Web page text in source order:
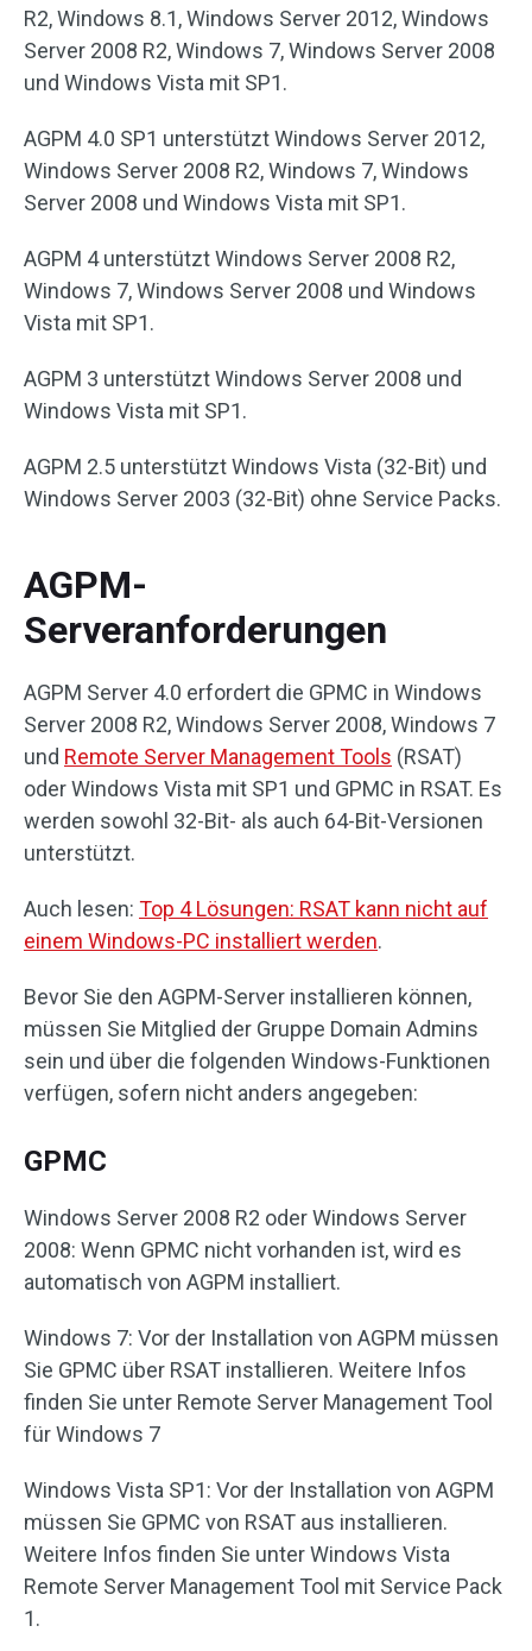
R2, Windows 8.1, Windows Server 2012, Windows
Server 2008 R2, Windows 7, Windows Server 2008
und Windows Vista mit SP1.
AGPM 4.0 SP1 unterstützt Windows Server 2012,
Windows Server 2008 R2, Windows 7, Windows
Server 2008 und Windows Vista mit SP1.
AGPM 4 unterstützt Windows Server 2008 R2,
Windows 7, Windows Server 2008 und Windows
Vista mit SP1.
AGPM 3 unterstützt Windows Server 2008 und
Windows Vista mit SP1.
AGPM 2.5 unterstützt Windows Vista (32-Bit) und
Windows Server 2003 (32-Bit) ohne Service Packs.
AGPM-
Serveranforderungen
AGPM Server 4.0 erfordert die GPMC in Windows
Server 2008 R2, Windows Server 2008, Windows 7
und Remote Server Management Tools (RSAT)
oder Windows Vista mit SP1 und GPMC in RSAT. Es
werden sowohl 32-Bit- als auch 64-Bit-Versionen
unterstützt.
Auch lesen: Top 4 Lösungen: RSAT kann nicht auf
einem Windows-PC installiert werden.
Bevor Sie den AGPM-Server installieren können,
müssen Sie Mitglied der Gruppe Domain Admins
sein und über die folgenden Windows-Funktionen
verfügen, sofern nicht anders angegeben:
GPMC
Windows Server 2008 R2 oder Windows Server
2008: Wenn GPMC nicht vorhanden ist, wird es
automatisch von AGPM installiert.
Windows 7: Vor der Installation von AGPM müssen
Sie GPMC über RSAT installieren. Weitere Infos
finden Sie unter Remote Server Management Tool
für Windows 7
Windows Vista SP1: Vor der Installation von AGPM
müssen Sie GPMC von RSAT aus installieren.
Weitere Infos finden Sie unter Windows Vista
Remote Server Management Tool mit Service Pack
1.